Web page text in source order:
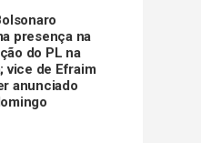
presença na
do PL na
vice de Efraim
anunciado